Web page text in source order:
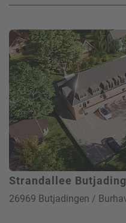
Strandallee
26969 Butjadingen /